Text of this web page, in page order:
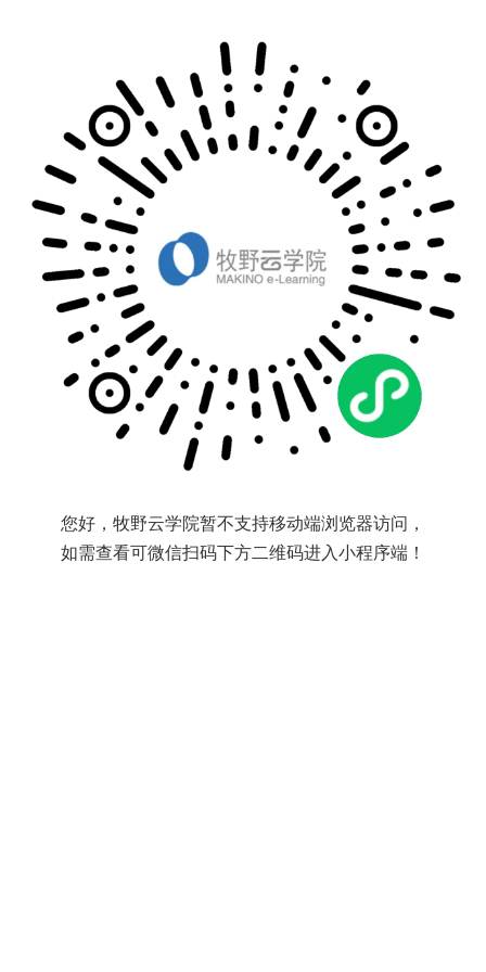
您好，牧野云学院暂不支持移动端浏览器访问，
如需查看可微信扫码下方二维码进入小程序端！